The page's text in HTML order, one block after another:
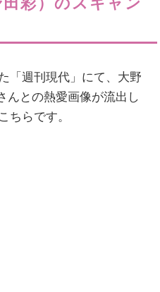
「週刊現代」にて、大野
んとの熱愛画像が流出し
ちらです。